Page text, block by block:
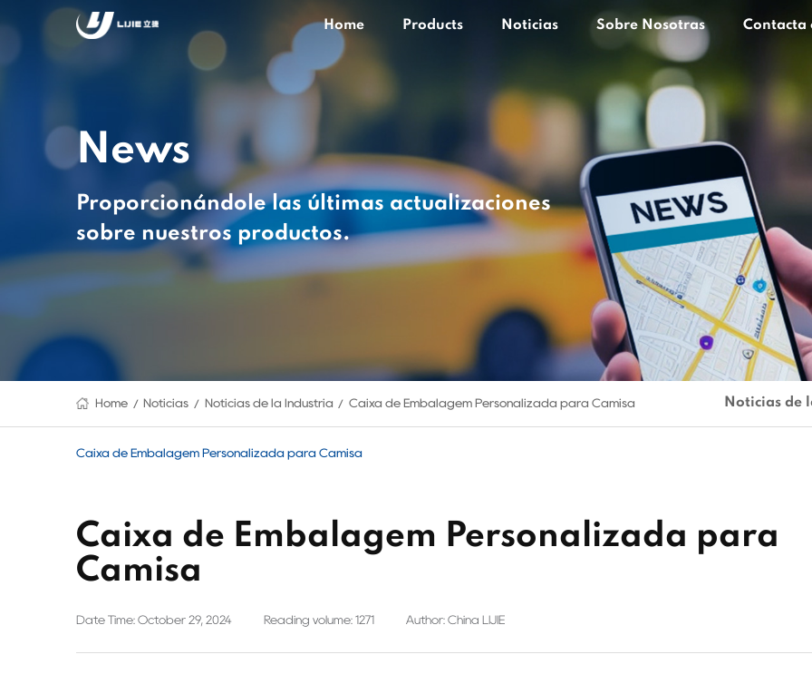
Home Products Noticias Sobre Nosotras Contacta
News
Proporcionándole las últimas actualizaciones
sobre nuestros productos.
Home Noticias Noticias de la Industria Caixa de Embalagem Personalizada para Camisa Noticias de
Caixa de Embalagem Personalizada para Camisa
Caixa de Embalagem Personalizada para
Camisa
Date Time: October 29, 2024 Reading volume: 1271 Author: China LIJIE